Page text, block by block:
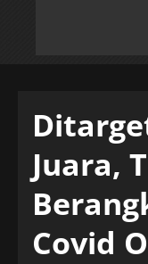
Juara,
Covid